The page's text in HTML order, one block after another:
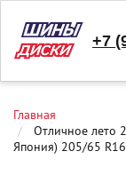
+7
Главная
Отличное лето
Япония) 205/65 R16